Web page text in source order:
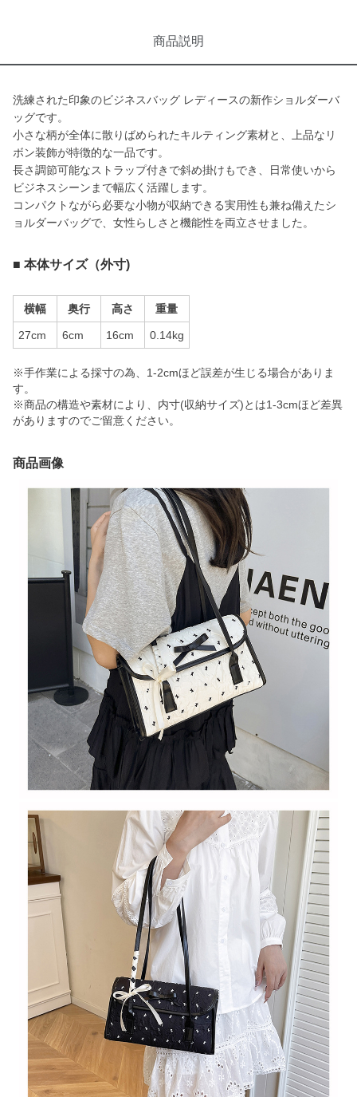
商品説明
洗練された印象のビジネスバッグ レディースの新作ショルダーバ
ッグです。
小さな柄が全体に散りばめられたキルティング素材と、上品なリ
ボン装飾が特徴的な一品です。
長さ調節可能なストラップ付きで斜め掛けもでき、日常使いから
ビジネスシーンまで幅広く活躍します。
コンパクトながら必要な小物が収納できる実用性も兼ね備えたシ
ョルダーバッグで、女性らしさと機能性を両立させました。
■ 本体サイズ（外寸)
横幅 奥行 高さ 重量
27cm 6cm 16cm 0.14kg
※手作業による採寸の為、1-2cmほど誤差が生じる場合がありま
す。
※商品の構造や素材により、内寸(収納サイズ)とは1-3cmほど差異
がありますのでご留意ください。
商品画像